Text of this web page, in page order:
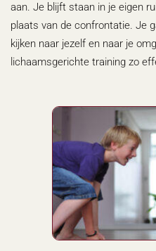
aan. Je blijft staan in je eigen
plaats van de confrontatie. Je
kijken naar jezelf en naar je
lichaamsgerichte training zo